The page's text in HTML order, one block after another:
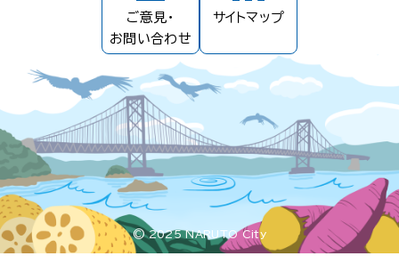
ご意見・
お問い合わせ
サイトマップ
© 2025 NARUTO City